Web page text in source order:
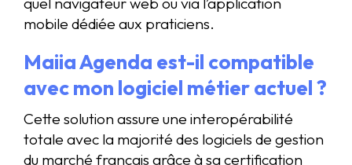
mobile dédiée aux praticiens.
Maiia Agenda est-il compatible
avec mon logiciel métier actuel ?
Cette solution assure une interopérabilité
totale avec la majorité des logiciels de gestion
du marché français grâce à sa certification